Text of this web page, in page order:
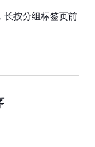
长按分组标签页前